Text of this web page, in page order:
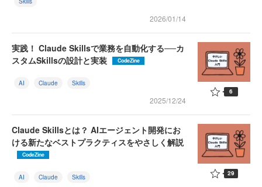
2026/01/14
実践！ Claude Skillsで業務を自動化する──カ
スタムSkillsの設計と実装
CodeZine
AI Claude Skills
2025/12/24
6
Claude Skillsとは？ AIエージェント開発にお
ける新たなベストプラクティスをやさしく解説
CodeZine
AI Claude Skills 29